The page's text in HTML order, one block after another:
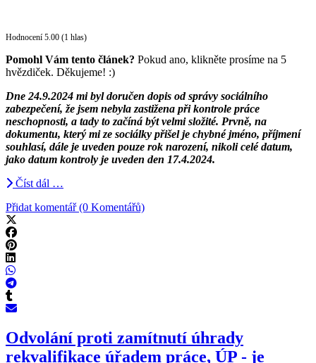
Hodnocení 5.00 (1 hlas)
Pomohl Vám tento článek? Pokud ano, klikněte prosíme na 5
hvězdiček. Děkujeme! :)
Dne 24.9.2024 mi byl doručen dopis od správy sociálního
zabezpečení, že jsem nebyla zastižena při kontrole práce
neschopnosti, a tady to začíná být velmi složité. Prvně, na
dokumentu, který mi ze sociálky přišel je chybné jméno, příjmení
souhlasí, dále je uveden pouze rok narození, nikoli celé datum,
jako datum kontroly je uveden den 17.4.2024.
Číst dál …
Přidat komentář (0 Komentářů)
Odvolání proti zamítnutí úhrady
rekvalifikace úřadem práce, ÚP - je